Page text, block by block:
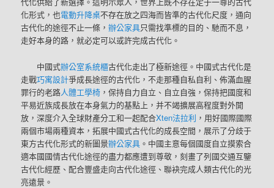
化形式，也電動升降桌不存在放之四海而皆準的古代化尺度，通向
古代化的途徑不止一條，辦公家具只需找準標的目的、馳而不息，
走好本身的路，就必定可以或許完成古代化。
中國式辦公室系統櫃古代化走出了極新途徑。中國式古代化是
走戰巧寓設計爭成長途徑的古代化，不走那種自私自利、佈滿血腥
罪行的老路人體工學椅 ，保持自力自立、自立自強，保持把國度和
平易近族成長放在本身氣力的基點上，并不竭擴展高程度對外開
放，深度介入全球財產分工和一起配合Xten法拉利 ，用好國際國際
兩個市場兩種資本，拓展中國式古代化的成長空間，展示了分歧于
東方古代化形式的新圖景辦公家具 。中國主意每個國度自立摸索合
適本國國情古代化途徑的盡力都應遭到尊敬，刻畫了列國交通互鑒
古代化經歷、配合豐盛走向古代化途徑、聯袂完成人類古代化的光
亮遠景。